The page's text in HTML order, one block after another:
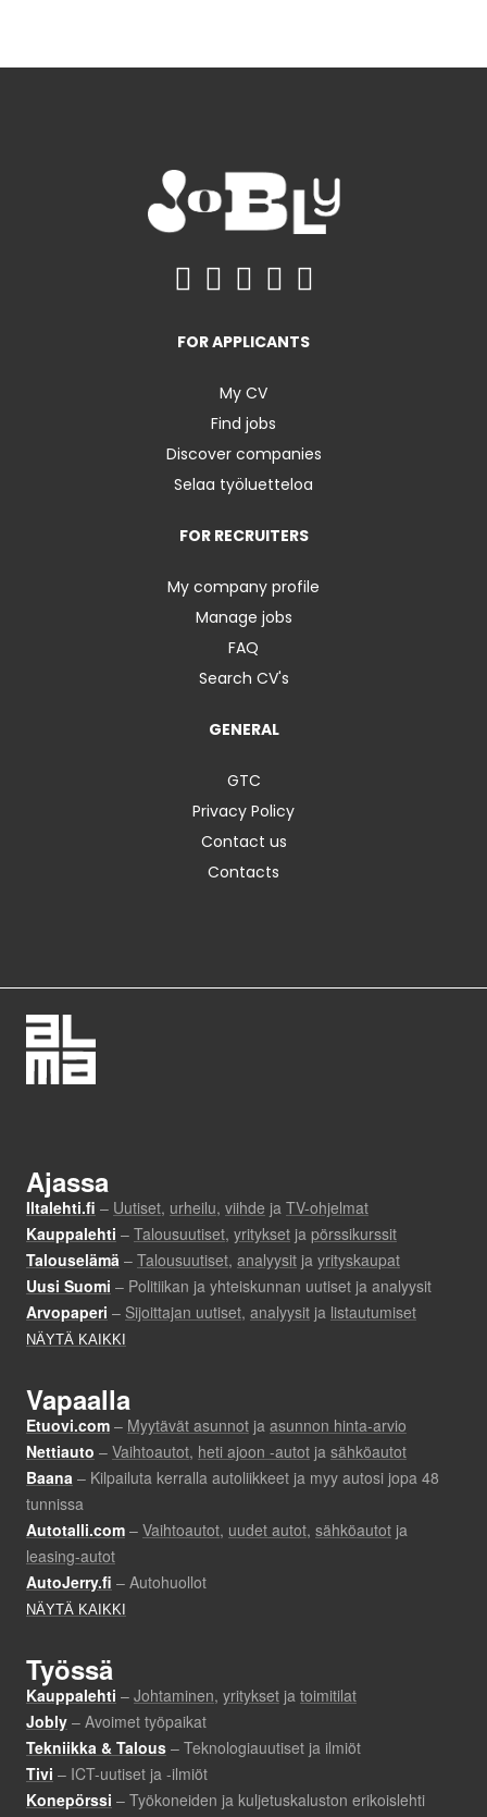
FOR APPLICANTS
My CV
Find jobs
Discover companies
Selaa työluetteloa
FOR RECRUITERS
My company profile
Manage jobs
FAQ
Search CV's
GENERAL
GTC
Privacy Policy
Contact us
Contacts